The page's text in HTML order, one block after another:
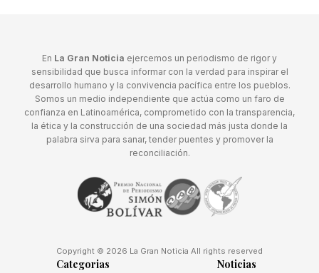
En La Gran Noticia ejercemos un periodismo de rigor y
sensibilidad que busca informar con la verdad para inspirar el
desarrollo humano y la convivencia pacífica entre los pueblos.
Somos un medio independiente que actúa como un faro de
confianza en Latinoamérica, comprometido con la transparencia,
la ética y la construcción de una sociedad más justa donde la
palabra sirva para sanar, tender puentes y promover la
reconciliación.
Copyright © 2026 La Gran Noticia All rights reserved
Categorias Noticias